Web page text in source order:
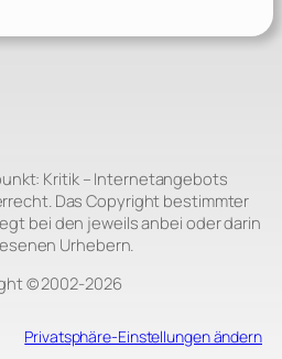
Kritik – Internetangebots
Das Copyright bestimmter
bei den jeweils anbei oder darin
Urhebern.
© 2002‑2026
Privatsphäre-Einstellungen ändern